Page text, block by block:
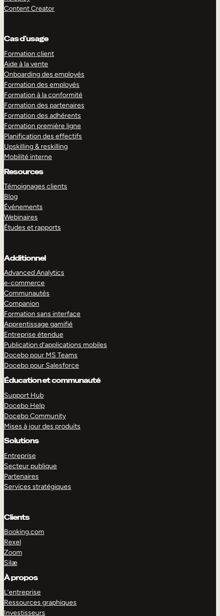
Content Creator
Cas d’usage
Formation client
Aide à la vente
Onboarding des employés
Formation des employés
Formation à la conformité
Formation des partenaires
Formation des adhérents
Formation première ligne
Planification des effectifs
Upskilling & reskilling
Mobilité interne
Resources
Témoignages clients
Blog
Événements
Webinaires
Études et rapports
Additionnel
Advanced Analytics
e-commerce
Communautés
Companion
Formation sans interface
Apprentissage gamifié
Entreprise étendue
Publication d’applications mobiles
Docebo pour MS Teams
Docebo pour Salesforce
Éducation et communauté
Support Hub
Docebo Help
Docebo Community
Mises à jour des produits
Solutions
Entreprise
Secteur publique
Partenaires
Services stratégiques
Clients
Booking.com
Rexel
Zoom
Silæ
À propos
L’entreprise
Ressources graphiques
Investisseurs